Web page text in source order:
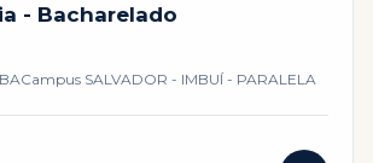
- Bacharelado
Campus SALVADOR - IMBUÍ - PARALELA